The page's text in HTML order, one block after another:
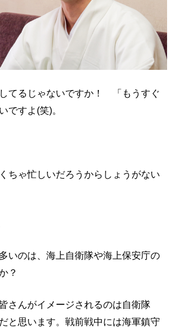
てるじゃないですか！ 「もうすぐ
すよ(笑)。
ちゃ忙しいだろうからしょうがない
いのは、海上自衛隊や海上保安庁の
？
さんがイメージされるのは自衛隊
と思います。戦前戦中には海軍鎮守